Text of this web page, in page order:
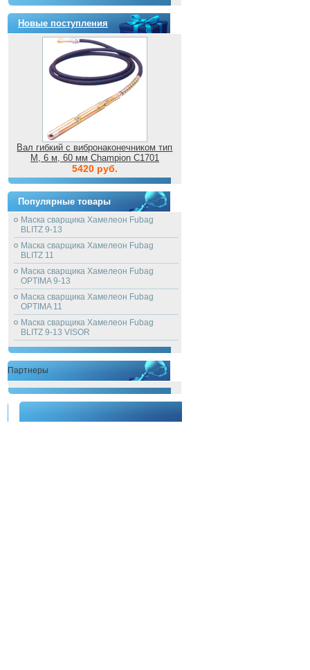
Новые поступления
Вал гибкий с вибронаконечником тип
M, 6 м, 60 мм Champion C1701
5420 руб.
Популярные товары
Маска сварщика Хамелеон Fubag
BLITZ 9-13
Маска сварщика Хамелеон Fubag
BLITZ 11
Маска сварщика Хамелеон Fubag
OPTIMA 9-13
Маска сварщика Хамелеон Fubag
OPTIMA 11
Маска сварщика Хамелеон Fubag
BLITZ 9-13 VISOR
Партнеры